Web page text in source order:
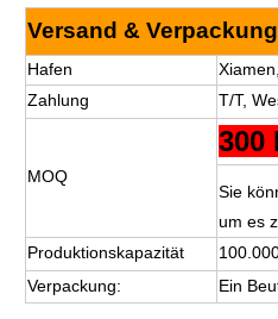
Versand & Verpackung
Hafen
Zahlung
T/T,
MOQ
300
Sie
um es
Produktionskapazität
Verpackung:
Ein